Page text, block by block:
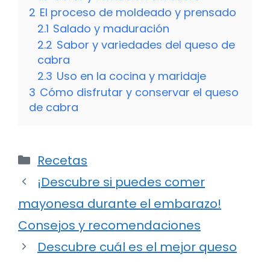
2 El proceso de moldeado y prensado
2.1 Salado y maduración
2.2 Sabor y variedades del queso de
cabra
2.3 Uso en la cocina y maridaje
3 Cómo disfrutar y conservar el queso
de cabra
Categorías
Recetas
¡Descubre si puedes comer
mayonesa durante el embarazo!
Consejos y recomendaciones
Descubre cuál es el mejor queso